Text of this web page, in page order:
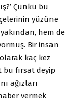
Çünkü bu
yüzüne
hem de
Bir insan
kaç kez
bu fırsat deyip
ağızları
vermek